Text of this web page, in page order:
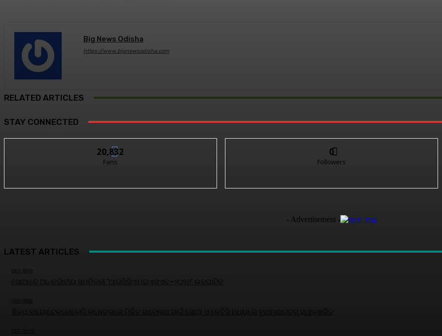
Big News Odisha
https://www.bignewsodisha.com
RELATED ARTICLES
STAY CONNECTED
20,832
Fans
0
Followers
- Advertisement -
LATEST ARTICLES
ଆମ ସହର
ସୋଆରେ ଆନ୍ତର୍ଜାତୀୟ ସମ୍ମିଳନୀ ‘ଆଇସିସିଏମ୍‌ଇଏସ୍‌ଏଚ୍‌–୨୦୨୬’ ଉଦ୍‌ଘାଟିତ
ଶିଳ୍ପ ବାୟୋଟେକ୍ନୋଲୋଜି କ୍ଷେତ୍ରରେ ମିଳିତ ଗବେଷଣା ପାଇଁ ସୋଆ ଓ କେବିସି ମଧ୍ୟରେ ବୁଝାମଣାପତ୍ର ସ୍ୱାକ୍ଷରିତ